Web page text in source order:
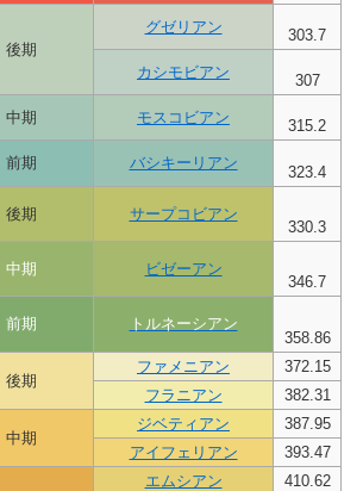
後期
グゼリアン 303.7
カシモビアン 307
中期 モスコビアン 315.2
前期 バシキーリアン
323.4
後期 サープコビアン
330.3
中期 ビゼーアン
346.7
前期
トルネーシアン
358.86
後期
ファメニアン
372.15
フラニアン
382.31
中期
ジベティアン
387.95
アイフェリアン
393.47
エムシアン
410.62